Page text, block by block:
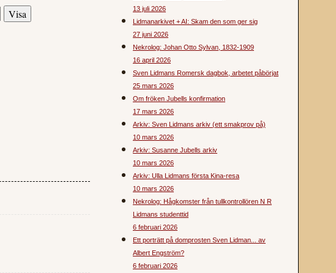
13 juli 2026
Lidmanarkivet + AI: Skam den som ger sig
27 juni 2026
Nekrolog: Johan Otto Sylvan, 1832-1909
16 april 2026
Sven Lidmans Romersk dagbok, arbetet påbörjat
25 mars 2026
Om fröken Jubells konfirmation
17 mars 2026
Arkiv: Sven Lidmans arkiv (ett smakprov på)
10 mars 2026
Arkiv: Susanne Jubells arkiv
10 mars 2026
Arkiv: Ulla Lidmans första Kina-resa
10 mars 2026
Nekrolog: Hågkomster från tullkontrollören N R
Lidmans studenttid
6 februari 2026
Ett porträtt på domprosten Sven Lidman... av
Albert Engström?
6 februari 2026